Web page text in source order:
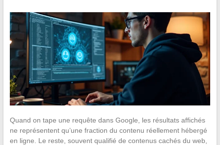
Quand on tape une requête dans Google, les résultats affichés
ne représentent qu’une fraction du contenu réellement hébergé
en ligne. Le reste, souvent qualifié de contenus cachés du web,